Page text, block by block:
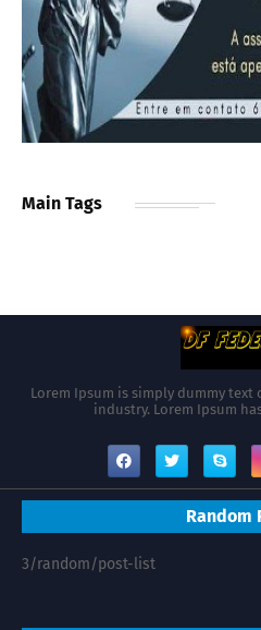
Main Tags
Lorem Ipsum is simply dummy
industry. Lorem Ipsum
Random
3/random/post-list